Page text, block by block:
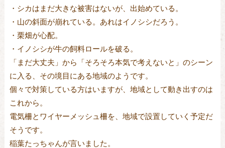
・シカはまだ大きな被害はないが、出始めている。
・山の斜面が崩れている。あれはイノシシだろう。
・栗畑が心配。
・イノシシが牛の飼料ロールを破る。
「まだ大丈夫」から「そろそろ本気で考えないと」のシーン
に入る、その境目にある地域のようです。
個々で対策している方はいますが、地域として動き出すのは
これから。
電気柵とワイヤーメッシュ柵を、地域で設置していく予定だ
そうです。
稲葉たっちゃんが言いました。